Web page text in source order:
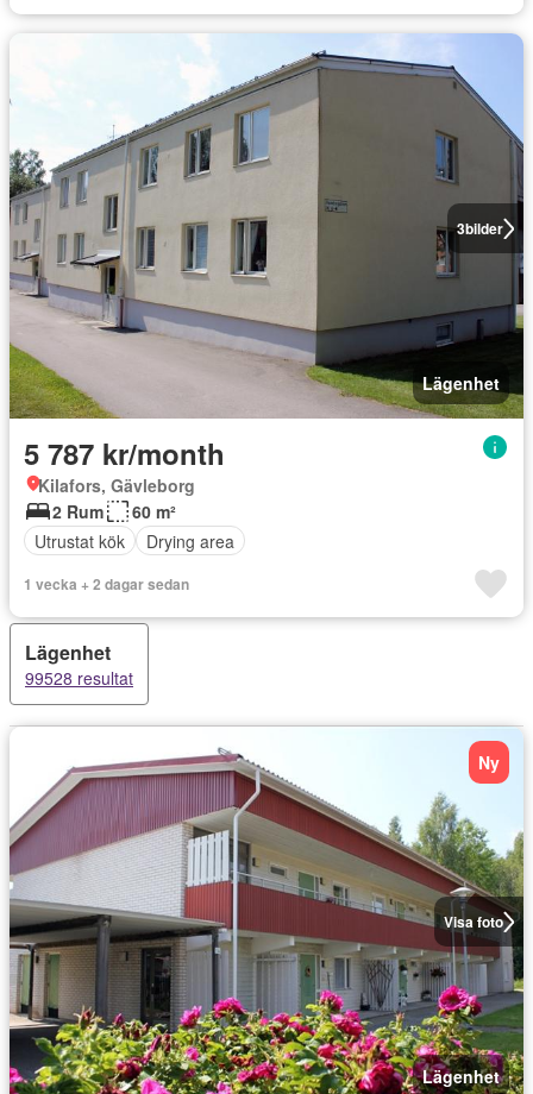
3bilder
Lägenhet
5 787 kr/month
Kilafors, Gävleborg
2 Rum
60 m²
Utrustat kök
Drying area
1 vecka + 2 dagar sedan
Lägenhet
99528 resultat
Visa foto
Ny
Lägenhet